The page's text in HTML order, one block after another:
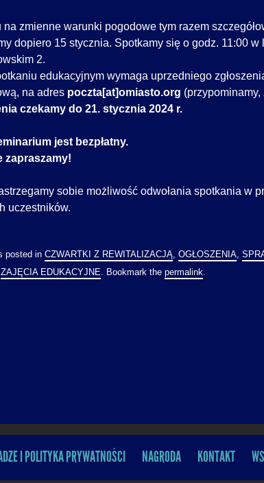
zmienne warunki pogodowe tym razem
dopiero 15 stycznia. Spotkamy się o godz. 11:00
2.
edukacyjnym wymaga uprzedniego
na adres poczta[at]omiasto.org
czekamy do 21. stycznia 2024 r.
jest bezpłatny.
zapraszamy!
sobie możliwość odwołania spotkania w
uczestników.
posted in CZWARTKI Z REWITALIZACJĄ, OGŁOSZENIA,
ZAJĘCIA EDUKACYJNE. Bookmark the permalink.
I POLITYKA PRYWATNOŚCI NAGRODA KONTAKT